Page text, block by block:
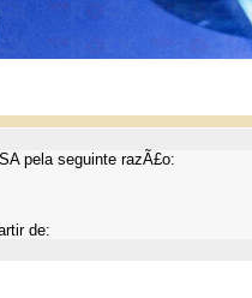
pela seguinte razÃ£o:
de: